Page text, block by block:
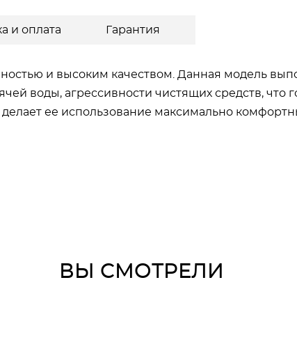
и оплата Гарантия
и высоким качеством. Данная модель
воды, агрессивности чистящих средств, что
ее использование максимально
ВЫ СМОТРЕЛИ